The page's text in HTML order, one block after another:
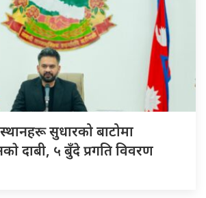
सुधारको बाटोमा
दाबी, ५ बुँदे प्रगति विवरण